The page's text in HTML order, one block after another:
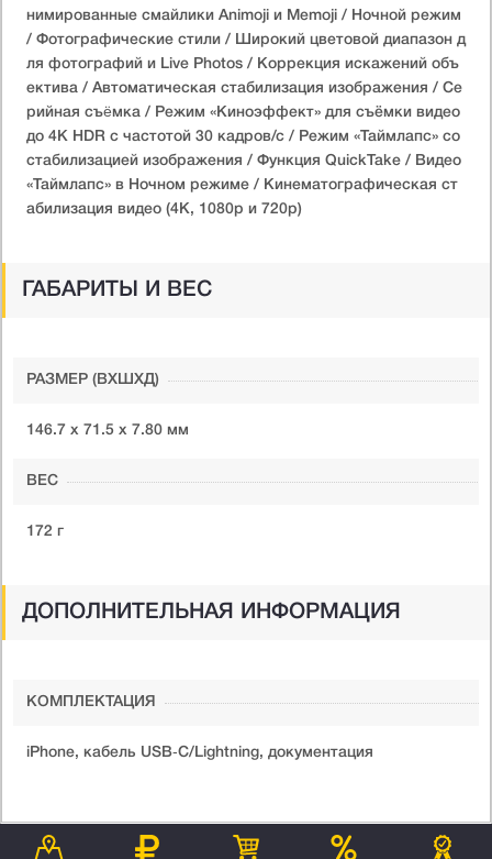
нимированные смайлики Animoji и Memoji / Ночной режим
/ Фотографические стили / Широкий цветовой диапазон д
ля фотографий и Live Photos / Коррекция искажений объ
ектива / Автоматическая стабилизация изображения / Се
рийная съëмка / Режим «Киноэффект» для съёмки видео
до 4K HDR с частотой 30 кадров/с / Режим «Таймлапс» со
стабилизацией изображения / Функция QuickTake / Видео
«Таймлапс» в Ночном режиме / Кинематографическая ст
абилизация видео (4K, 1080p и 720p)
ГАБАРИТЫ И ВЕС
РАЗМЕР (ВXШXД)
146.7 x 71.5 x 7.80 мм
ВЕС
172 г
ДОПОЛНИТЕЛЬНАЯ ИНФОРМАЦИЯ
КОМПЛЕКТАЦИЯ
iPhone, кабель USB‑C/Lightning, документация